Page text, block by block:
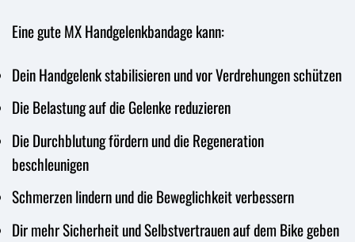
Eine gute MX Handgelenkbandage kann:
Dein Handgelenk stabilisieren und vor Verdrehungen schützen
Die Belastung auf die Gelenke reduzieren
Die Durchblutung fördern und die Regeneration
beschleunigen
Schmerzen lindern und die Beweglichkeit verbessern
Dir mehr Sicherheit und Selbstvertrauen auf dem Bike geben